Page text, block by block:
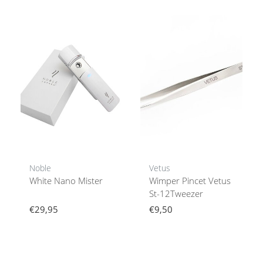
Noble
White Nano Mister
€29,95
Vetus
Wimper Pincet Vetus
St-12Tweezer
€9,50